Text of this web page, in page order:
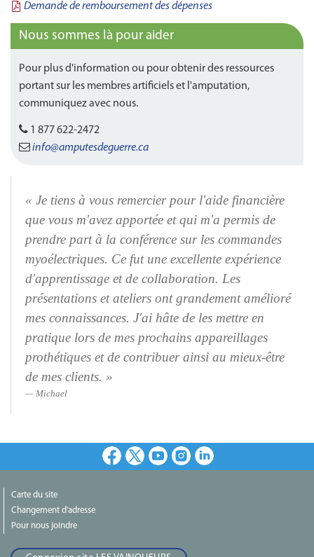
Demande de remboursement des dépenses
Nous sommes là pour aider
Pour plus d'information ou pour obtenir des ressources
portant sur les membres artificiels et l'amputation,
communiquez avec nous.
1 877 622-2472
info@amputesdeguerre.ca
« Je tiens à vous remercier pour l'aide financière
que vous m'avez apportée et qui m'a permis de
prendre part à la conférence sur les commandes
myoélectriques. Ce fut une excellente expérience
d'apprentissage et de collaboration. Les
présentations et ateliers ont grandement amélioré
mes connaissances. J'ai hâte de les mettre en
pratique lors de mes prochains appareillages
prothétiques et de contribuer ainsi au mieux-être
de mes clients. »
Michael
Facebook
X YoutubeInstagramLinkedIn
Carte du site
Changement d'adresse
Pour nous joindre